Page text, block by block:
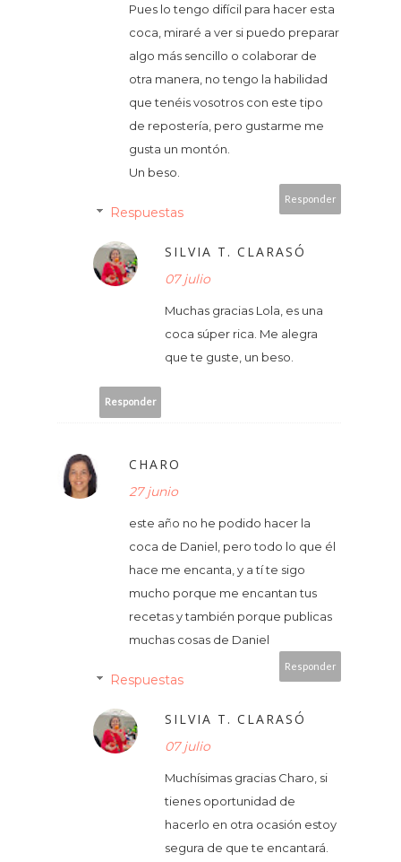
Pues lo tengo difícil para hacer esta
coca, miraré a ver si puedo preparar
algo más sencillo o colaborar de
otra manera, no tengo la habilidad
que tenéis vosotros con este tipo
de repostería, pero gustarme me
gusta un montón.
Un beso.
Responder
Respuestas
SILVIA T. CLARASÓ
07 julio
Muchas gracias Lola, es una
coca súper rica. Me alegra
que te guste, un beso.
Responder
CHARO
27 junio
este año no he podido hacer la
coca de Daniel, pero todo lo que él
hace me encanta, y a tí te sigo
mucho porque me encantan tus
recetas y también porque publicas
muchas cosas de Daniel
Responder
Respuestas
SILVIA T. CLARASÓ
07 julio
Muchísimas gracias Charo, si
tienes oportunidad de
hacerlo en otra ocasión estoy
segura de que te encantará.